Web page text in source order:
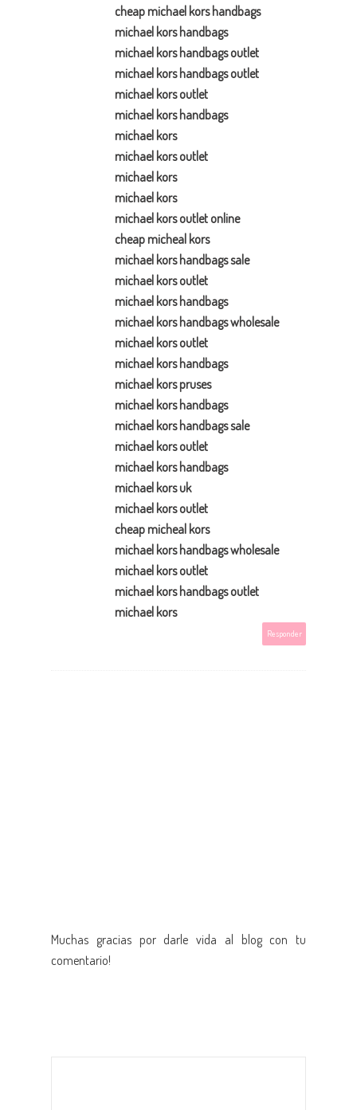
cheap michael kors handbags
michael kors handbags
michael kors handbags outlet
michael kors handbags outlet
michael kors outlet
michael kors handbags
michael kors
michael kors outlet
michael kors
michael kors
michael kors outlet online
cheap micheal kors
michael kors handbags sale
michael kors outlet
michael kors handbags
michael kors handbags wholesale
michael kors outlet
michael kors handbags
michael kors pruses
michael kors handbags
michael kors handbags sale
michael kors outlet
michael kors handbags
michael kors uk
michael kors outlet
cheap micheal kors
michael kors handbags wholesale
michael kors outlet
michael kors handbags outlet
michael kors
Responder
Muchas gracias por darle vida al blog con tu
comentario!